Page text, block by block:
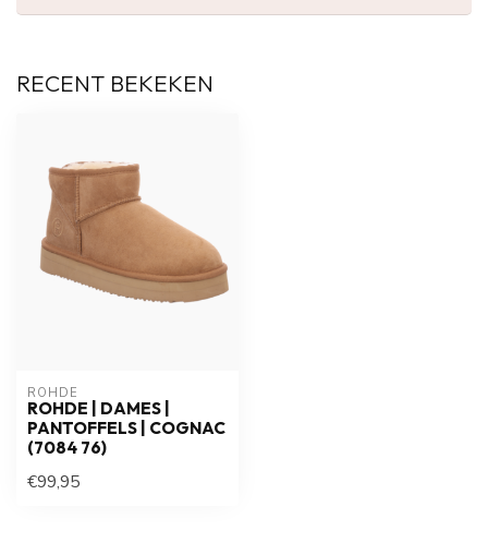
RECENT BEKEKEN
ROHDE
ROHDE | DAMES |
PANTOFFELS | COGNAC
(7084 76)
€99,95